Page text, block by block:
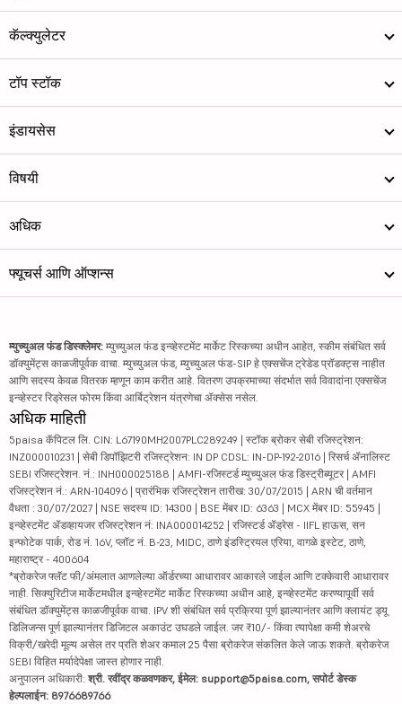
कॅल्क्युलेटर
टॉप स्टॉक
इंडायसेस
विषयी
अधिक
फ्यूचर्स आणि ऑप्शन्स
म्युच्युअल फंड डिस्क्लेमर: म्युच्युअल फंड इन्व्हेस्टमेंट मार्केट रिस्कच्या अधीन आहेत, स्कीम संबंधित सर्व
डॉक्युमेंट्स काळजीपूर्वक वाचा. म्युच्युअल फंड, म्युच्युअल फंड-SIP हे एक्सचेंज ट्रेडेड प्रॉडक्ट्स नाहीत
आणि सदस्य केवळ वितरक म्हणून काम करीत आहे. वितरण उपक्रमाच्या संदर्भात सर्व विवादांना एक्सचेंज
इन्व्हेस्टर रिड्रेसल फोरम किंवा आर्बिट्रेशन यंत्रणेचा ॲक्सेस नसेल.
अधिक माहिती
5paisa कॅपिटल लि. CIN: L67190MH2007PLC289249 | स्टॉक ब्रोकर सेबी रजिस्ट्रेशन:
INZ000010231 | सेबी डिपॉझिटरी रजिस्ट्रेशन: IN DP CDSL: IN-DP-192-2016 | रिसर्च ॲनालिस्ट
SEBI रजिस्ट्रेशन. नं.: INH000025188 | AMFI-रजिस्टर्ड म्युच्युअल फंड डिस्ट्रीब्यूटर | AMFI
रजिस्ट्रेशन नं.: ARN-104096 | प्रारंभिक रजिस्ट्रेशन तारीख: 30/07/2015 | ARN ची वर्तमान
वैधता : 30/07/2027 | NSE सदस्य ID: 14300 | BSE मेंबर ID: 6363 | MCX मेंबर ID: 55945 |
इन्व्हेस्टमेंट ॲडव्हायजर रजिस्ट्रेशन नं: INA000014252 | रजिस्टर्ड ॲड्रेस - IIFL हाऊस, सन
इन्फोटेक पार्क, रोड नं. 16V, प्लॉट नं. B-23, MIDC, ठाणे इंडस्ट्रियल एरिया, वागळे इस्टेट, ठाणे,
महाराष्ट्र - 400604
*ब्रोकरेज फ्लॅट फी/अंमलात आणलेल्या ऑर्डरच्या आधारावर आकारले जाईल आणि टक्केवारी आधारावर
नाही. सिक्युरिटीज मार्केटमधील इन्व्हेस्टमेंट मार्केट रिस्कच्या अधीन आहे, इन्व्हेस्टमेंट करण्यापूर्वी सर्व
संबंधित डॉक्युमेंट्स काळजीपूर्वक वाचा. IPV शी संबंधित सर्व प्रक्रिया पूर्ण झाल्यानंतर आणि क्लायंट ड्यू
डिलिजन्स पूर्ण झाल्यानंतर डिजिटल अकाउंट उघडले जाईल. जर ₹10/- किंवा त्यापेक्षा कमी शेअरचे
विक्री/खरेदी मूल्य असेल तर प्रति शेअर कमाल 25 पैसा ब्रोकरेज संकलित केले जाऊ शकते. ब्रोकरेज
SEBI विहित मर्यादेपेक्षा जास्त होणार नाही.
अनुपालन अधिकारी: श्री. रवींद्र कळवणकर, ईमेल: support@5paisa.com, सपोर्ट डेस्क
हेल्पलाईन: 8976689766